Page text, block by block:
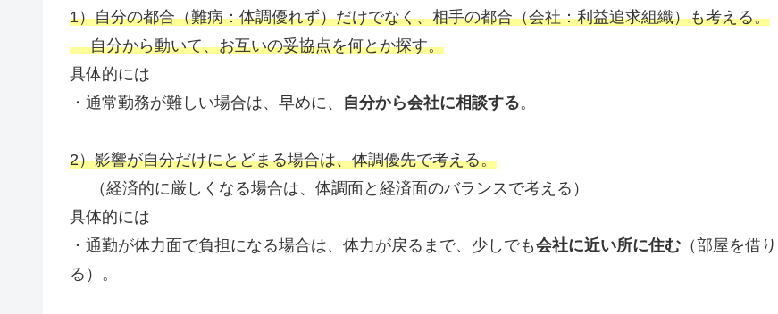
1）自分の都合（難病：体調優れず）だけでなく、相手の都合（会社：利益追求組織）も考える。
自分から動いて、お互いの妥協点を何とか探す。
具体的には
・通常勤務が難しい場合は、早めに、 自分から会社に相談する。
2）影響が自分だけにとどまる場合は、体調優先で考える。
（経済的に厳しくなる場合は、体調面と経済面のバランスで考える）
具体的には
・通勤が体力面で負担になる場合は、体力が戻るまで、少しでも会社に近い所に住む （部屋を借り
る）。